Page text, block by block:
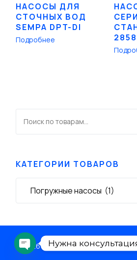
НАСОСЫ ДЛЯ
СТОЧНЫХ ВОД
SEMPA DPT-DI
Подробнее
2858
КАТЕГОРИИ ТОВАРОВ
Погружные насосы (1)
© 2026 ООО "ПампТех Рус". Все
Связаться
Нужна